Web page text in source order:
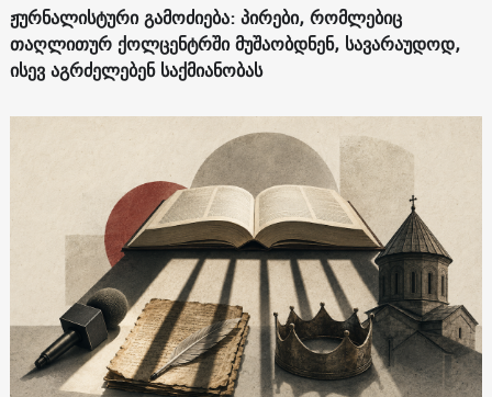
ჟურნალისტური გამოძიება: პირები, რომლებიც
თაღლითურ ქოლცენტრში მუშაობდნენ, სავარაუდოდ,
ისევ აგრძელებენ საქმიანობას